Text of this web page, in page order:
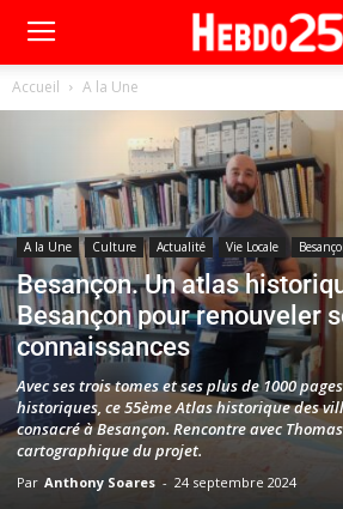
Accueil A la Une
A la Une Culture Actualité Vie Locale
Besançon. Un atlas
Besançon pour renouveler
connaissances
Avec ses trois tomes et ses plus de 1000
historiques, ce 55ème Atlas historique des
consacré à Besançon. Rencontre avec
cartographique du projet.
Par Anthony Soares - 24 septembre 2024